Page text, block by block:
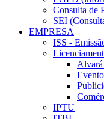
Consulta de
SEI
EMPRESA
ISS -
IPTU